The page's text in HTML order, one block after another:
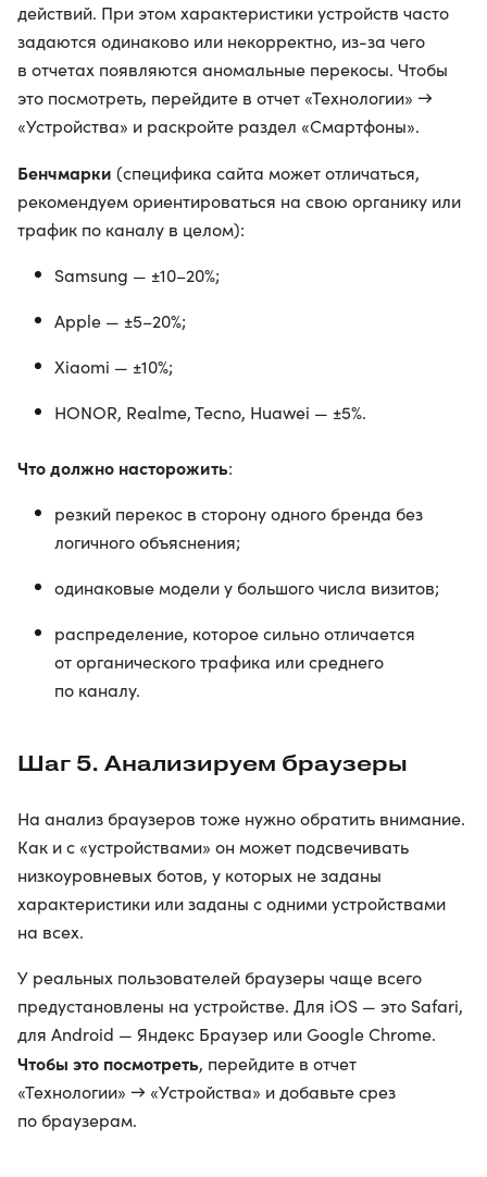
действий. При этом характеристики устройств часто
задаются одинаково или некорректно, из-за чего
в отчетах появляются аномальные перекосы. Чтобы
это посмотреть, перейдите в отчет «Технологии» →
«Устройства» и раскройте раздел «Смартфоны».
Бенчмарки (специфика сайта может отличаться,
рекомендуем ориентироваться на свою органику или
трафик по каналу в целом):
Samsung — ±10–20%;
Apple — ±5–20%;
Xiaomi — ±10%;
HONOR, Realme, Tecno, Huawei — ±5%.
Что должно насторожить:
резкий перекос в сторону одного бренда без
логичного объяснения;
одинаковые модели у большого числа визитов;
распределение, которое сильно отличается
от органического трафика или среднего
по каналу.
Шаг 5. Анализируем браузеры
На анализ браузеров тоже нужно обратить внимание.
Как и с «устройствами» он может подсвечивать
низкоуровневых ботов, у которых не заданы
характеристики или заданы с одними устройствами
на всех.
У реальных пользователей браузеры чаще всего
предустановлены на устройстве. Для iOS — это Safari,
для Android — Яндекс Браузер или Google Chrome.
Чтобы это посмотреть, перейдите в отчет
«Технологии» → «Устройства» и добавьте срез
по браузерам.